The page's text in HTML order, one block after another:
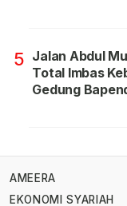
5 Jalan Abdul
Total Imbas
Gedung
AMEERA
EKONOMI SYARIAH